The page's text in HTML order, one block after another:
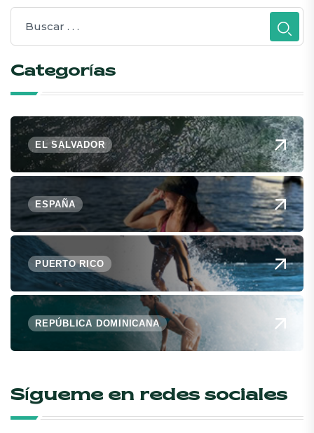
Categorías
EL SALVADOR
ESPAÑA
PUERTO RICO
REPÚBLICA DOMINICANA
Sígueme en redes sociales